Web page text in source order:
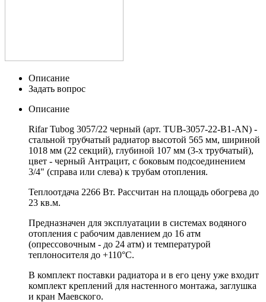
Описание
Задать вопрос
Описание
Rifar Tubog 3057/22 черный (арт. TUB-3057-22-B1-AN) -
стальной трубчатый радиатор высотой 565 мм, шириной
1018 мм (22 секций), глубиной 107 мм (3-х трубчатый),
цвет - черный Антрацит, с боковым подсоединением
3/4" (справа или слева) к трубам отопления.
Теплоотдача 2266 Вт. Рассчитан на площадь обогрева до
23 кв.м.
Предназначен для эксплуатации в системах водяного
отопления с рабочим давлением до 16 атм
(опрессовочным - до 24 атм) и температурой
теплоносителя до +110°С.
В комплект поставки радиатора и в его цену уже входит
комплект креплений для настенного монтажа, заглушка
и кран Маевского.